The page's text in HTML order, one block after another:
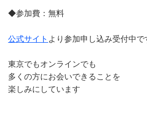
◆参加費：無料
公式サイト より参加申し込み受付中で
東京でもオンラインでも
多くの方にお会いできることを
楽しみにしています